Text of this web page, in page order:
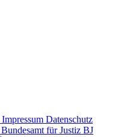
Impressum Datenschutz